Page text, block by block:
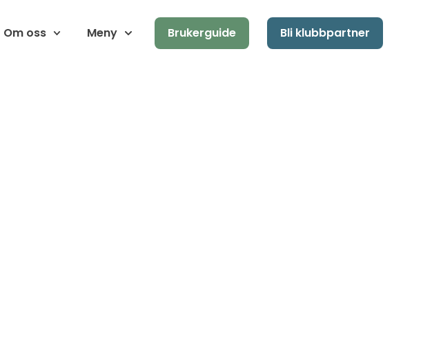
Om oss Meny Brukerguide Bli klubbpartner